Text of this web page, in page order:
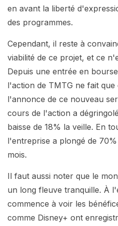
en avant la liberté
des programmes.
Cependant, il reste à
viabilité de ce projet, et ce
Depuis une entrée en
l'action de TMTG ne fait
l'annonce de ce nouveau
cours de l'action a
baisse de 18% la veille. En
l'entreprise a plongé de
mois.
Il faut aussi noter que le
un long fleuve tranquille. À
commence à voir les
comme Disney+ ont